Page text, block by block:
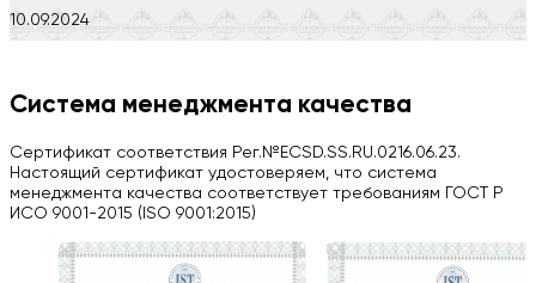
10.09.2024
H
03.09.2024
Вся работа выполнена в срок. Всем рекомендую
Больше отзывов на Google Maps
Система менеджмента качества
Сертификат соответствия Рег.№ECSD.SS.RU.0216.06.23.
Настоящий сертификат удостоверяем, что система
менеджмента качества соответствует требованиям ГОСТ Р
ИСО 9001-2015 (ISO 9001:2015)